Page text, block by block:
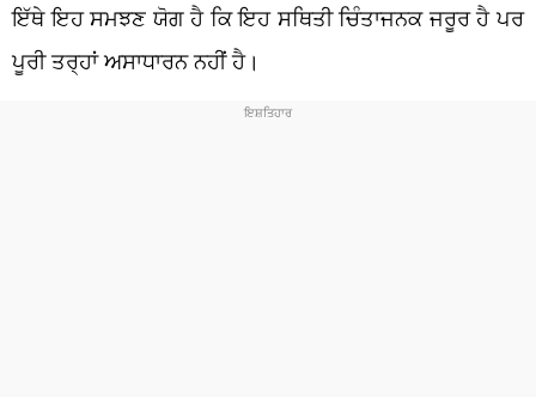
ਇੱਥੇ ਇਹ ਸਮਝਣ ਯੋਗ ਹੈ ਕਿ ਇਹ ਸਥਿਤੀ ਚਿੰਤਾਜਨਕ ਜਰੂਰ ਹੈ ਪਰ
ਪੂਰੀ ਤਰ੍ਹਾਂ ਅਸਾਧਾਰਨ ਨਹੀਂ ਹੈ।